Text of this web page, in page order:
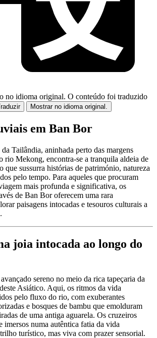
no idioma original. O conteúdo foi traduzido
Mostrar no idioma original.
em Ban Bor
Tailândia, aninhada perto das margens
rio Mekong, encontra-se a tranquila aldeia de
que sussurra histórias de património, natureza
pelo tempo. Para aqueles que procuram
mais profunda e significativa, os
de Ban Bor oferecem uma rara
paisagens intocadas e tesouros culturais a
joia intocada ao longo do
sereno no meio da rica tapeçaria da
Asiático. Aqui, os ritmos da vida
pelo fluxo do rio, com exuberantes
e bosques de bambu que emolduram
de uma antiga aguarela. Os cruzeiros
imersos numa autêntica fatia da vida
turístico, mas viva com prazer sensorial.